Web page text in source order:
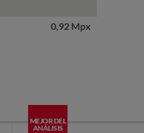
0,92 Mpx
MEJOR DEL
ANÁLISIS